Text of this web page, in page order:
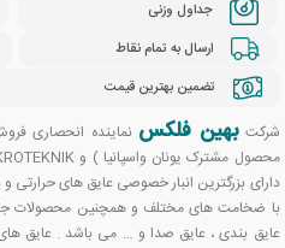
جداول وزنی
ارسال به تمام نقاط
تضمین بهترین قیمت
شرکتبهین فلکس
دارای بزرگترین انبار خصوصی عایق های حرارتی
با ضخامت های مختلف و همچنین محصولات
عایق بندی ، عایق صدا و … می باشد . عایق های